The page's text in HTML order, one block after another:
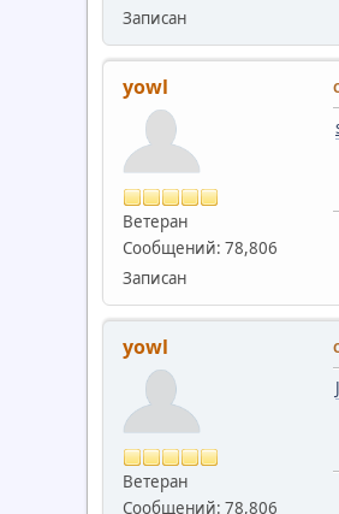
Записан
yowl
Ветеран
Сообщений: 78,806
Записан
yowl
Ветеран
Сообщений: 78,806